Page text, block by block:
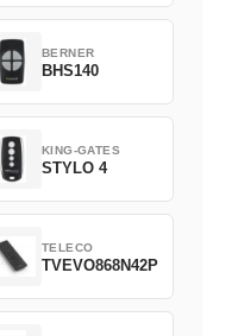
BERNER
BHS140
KING-GATES
STYLO 4
TELECO
TVEVO868N42P